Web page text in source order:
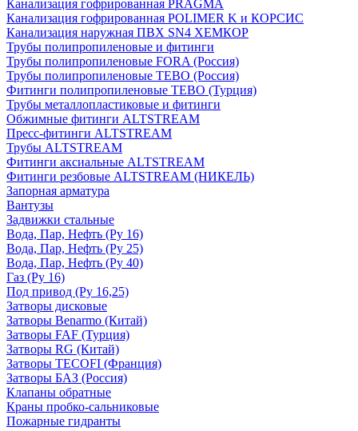
Канализация гофрированная PRAGMA
Канализация гофрированная POLIMER K и КОРСИС
Канализация наружная ПВХ SN4 ХЕМКОР
Трубы полипропиленовые и фитинги
Трубы полипропиленовые FORA (Россия)
Трубы полипропиленовые TEBO (Россия)
Фитинги полипропиленовые TEBO (Турция)
Трубы металлопластиковые и фитинги
Обжимные фитинги ALTSTREAM
Пресс-фитинги ALTSTREAM
Трубы ALTSTREAM
Фитинги аксиальные ALTSTREAM
Фитинги резбовые ALTSTREAM (НИКЕЛЬ)
Запорная арматура
Вантузы
Задвижки стальные
Вода, Пар, Нефть (Ру 16)
Вода, Пар, Нефть (Ру 25)
Вода, Пар, Нефть (Ру 40)
Газ (Ру 16)
Под привод (Ру 16,25)
Затворы дисковые
Затворы Benarmo (Китай)
Затворы FAF (Турция)
Затворы RG (Китай)
Затворы TECOFI (Франция)
Затворы БАЗ (Россия)
Клапаны обратные
Краны пробко-сальниковые
Пожарные гидранты